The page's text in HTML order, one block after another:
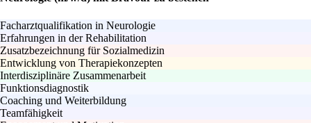
Facharztqualifikation in Neurologie
Erfahrungen in der Rehabilitation
Zusatzbezeichnung für Sozialmedizin
Entwicklung von Therapiekonzepten
Interdisziplinäre Zusammenarbeit
Funktionsdiagnostik
Coaching und Weiterbildung
Teamfähigkeit